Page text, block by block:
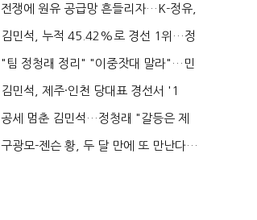
전쟁에 원유 공급망 흔들리자…K-정유,
에너지안보 핵심...
김민석, 누적 45.42%로 경선 1위…정
청래와 격차 0.86%p(...
"팀 정청래 정리" "이중잣대 말라"…민
주 최고위원 계파 다...
김민석, 제주·인천 당대표 경선서 '1
위'(1보)...
공세 멈춘 김민석…정청래 "갈등은 제
가 수습"
구광모-젠슨 황, 두 달 만에 또 만난다…